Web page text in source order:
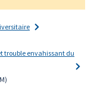
trouble envahissant du